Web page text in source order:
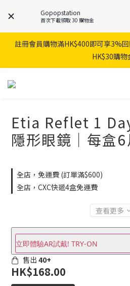
Gopopstation
首次下載領取 30 購物金
註冊會員購物滿HK$400即可享3%
HK$30購物
Etia Reflet 1
隱形眼鏡｜每盒6
全店，免運費 (訂單滿$600)
全店，CXC快遞4盒免運費
查看更多
立即體驗AR試戴! TRY-ON
售出 40+
HK$168.00